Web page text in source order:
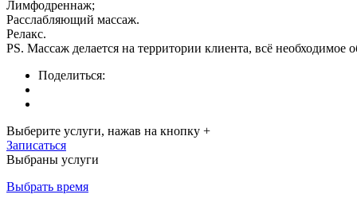
Лимфодреннаж;
Расслабляющий массаж.
Релакс.
PS. Массаж делается на территории клиента, всё
Поделиться:
Выберите услуги, нажав на кнопку +
Записаться
Выбраны услуги
Выбрать время